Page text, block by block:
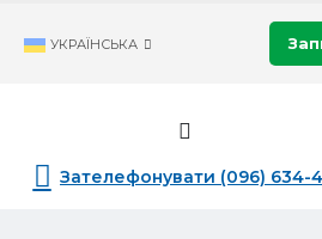
УКРАЇНСЬКА
Зателефонувати (096) 634-